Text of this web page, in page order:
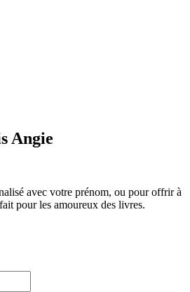
Angie
avec votre prénom, ou pour offrir à
pour les amoureux des livres.